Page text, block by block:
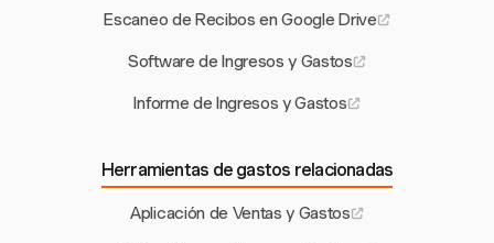
Escaneo de Recibos en Google Drive
Software de Ingresos y Gastos
Informe de Ingresos y Gastos
Herramientas de gastos relacionadas
Aplicación de Ventas y Gastos